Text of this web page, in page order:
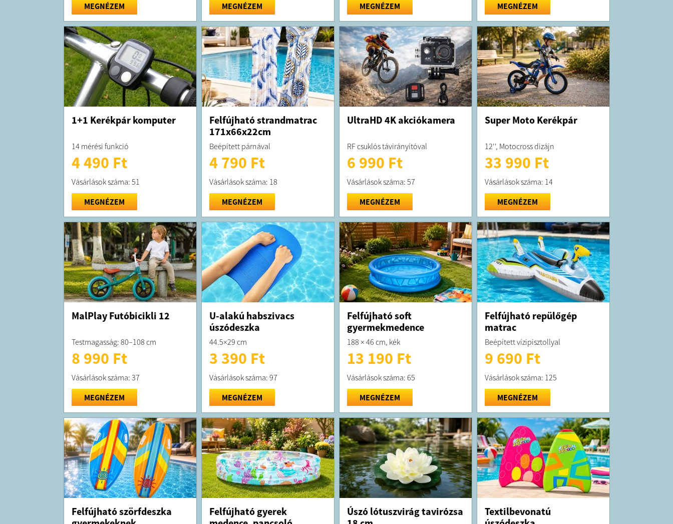
MEGNÉZEM
MEGNÉZEM
MEGNÉZEM
MEGNÉZEM
1+1 Kerékpár komputer
14 mérési funkció
4 490 Ft
Vásárlások száma: 51
MEGNÉZEM
Felfújható strandmatrac
171x66x22cm
Beépített párnával
4 790 Ft
Vásárlások száma: 18
MEGNÉZEM
UltraHD 4K akciókamera
RF csuklós távirányítóval
6 990 Ft
Vásárlások száma: 57
MEGNÉZEM
Super Moto Kerékpár
12'', Motocross dizájn
33 990 Ft
Vásárlások száma: 14
MEGNÉZEM
MalPlay Futóbicikli 12
Testmagasság: 80–108 cm
8 990 Ft
Vásárlások száma: 37
MEGNÉZEM
U-alakú habszivacs
úszódeszka
44.5×29 cm
3 390 Ft
Vásárlások száma: 97
MEGNÉZEM
Felfújható soft
gyermekmedence
188 × 46 cm, kék
13 190 Ft
Vásárlások száma: 65
MEGNÉZEM
Felfújható repülőgép
matrac
Beépített vízipisztollyal
9 690 Ft
Vásárlások száma: 125
MEGNÉZEM
Felfújható szörfdeszka
Felfújható gyerek
Úszó lótuszvirág tavirózsa
Textilbevonatú